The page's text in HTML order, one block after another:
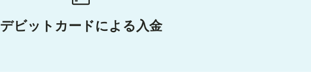
デビットカードによる入金